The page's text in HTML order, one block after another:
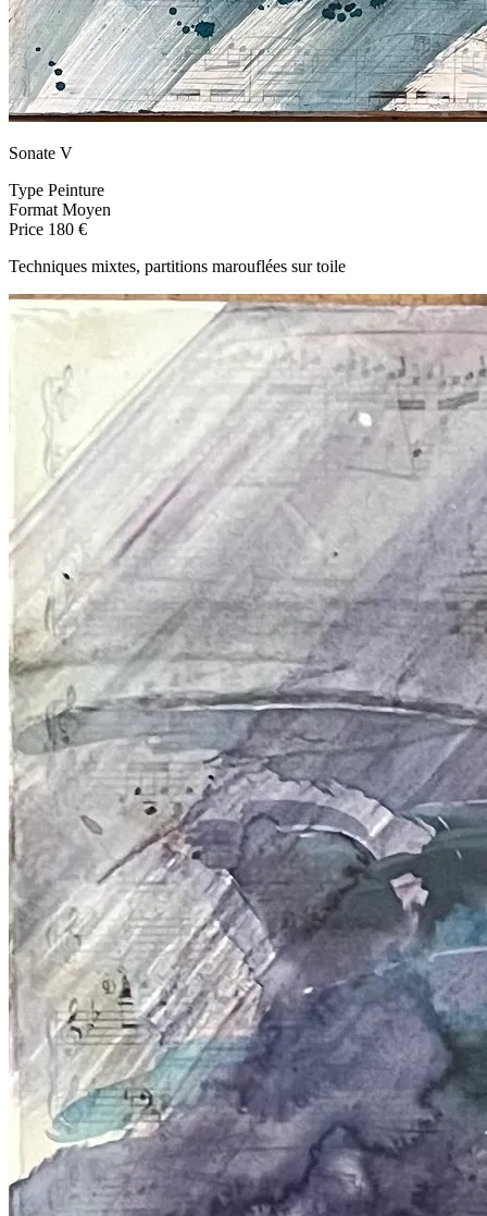
Sonate V
Type Peinture
Format Moyen
Price 180 €
Techniques mixtes, partitions marouflées sur toile